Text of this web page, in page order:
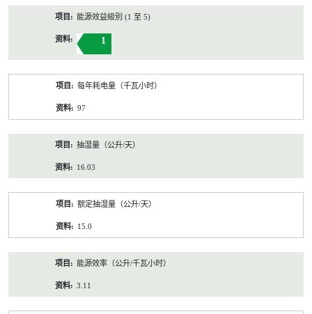
能源效益級別 (1 至 5)
1
每年耗电量（千瓦小时）
97
抽湿量（公升/天）
16.03
额定抽湿量（公升/天）
15.0
能源效率（公升/千瓦小时）
3.11